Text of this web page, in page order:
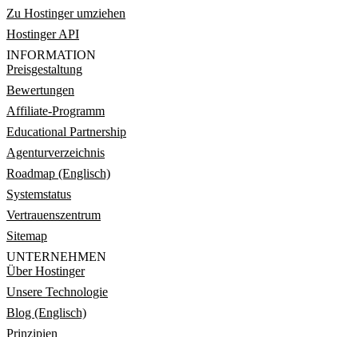
Zu Hostinger umziehen
Hostinger API
INFORMATION
Preisgestaltung
Bewertungen
Affiliate-Programm
Educational Partnership
Agenturverzeichnis
Roadmap (Englisch)
Systemstatus
Vertrauenszentrum
Sitemap
UNTERNEHMEN
Über Hostinger
Unsere Technologie
Blog (Englisch)
Prinzipien